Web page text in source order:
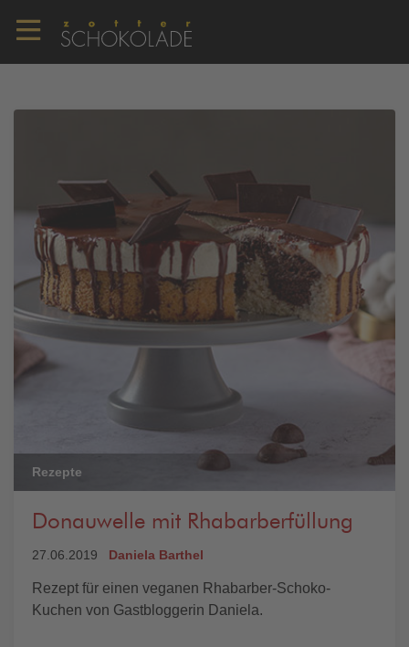
Rezepte
Donauwelle mit Rhabarberfüllung
27.06.2019 Daniela Barthel
Rezept für einen veganen Rhabarber-Schoko-
Kuchen von Gastbloggerin Daniela.